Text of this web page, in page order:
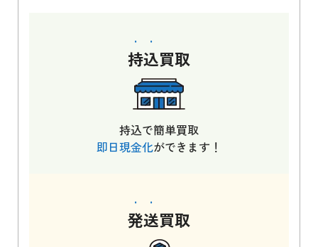
持込買取
持込で簡単買取
即日現金化ができます！
発送買取